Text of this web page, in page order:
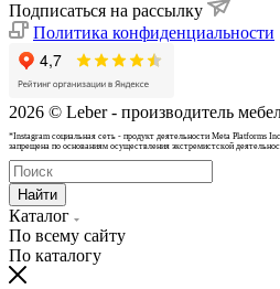
Подписаться на рассылку
Политика конфиденциальности
2026 © Leber - производитель
*Instagram cоциальная сеть - продукт деятельности Meta Platforms
запрещена по основаниям осуществления экстремистской
Найти
Каталог
По всему сайту
По каталогу